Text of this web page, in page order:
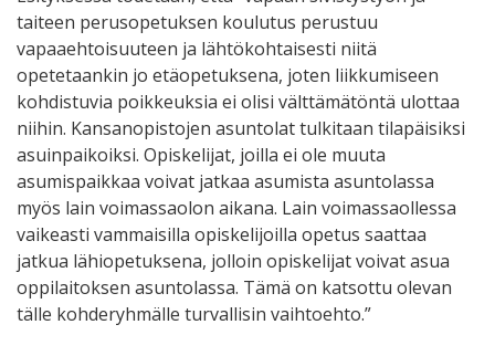
taiteen perusopetuksen koulutus perustuu
vapaaehtoisuuteen ja lähtökohtaisesti niitä
opetetaankin jo etäopetuksena, joten liikkumiseen
kohdistuvia poikkeuksia ei olisi välttämätöntä ulottaa
niihin. Kansanopistojen asuntolat tulkitaan tilapäisiksi
asuinpaikoiksi. Opiskelijat, joilla ei ole muuta
asumispaikkaa voivat jatkaa asumista asuntolassa
myös lain voimassaolon aikana. Lain voimassaollessa
vaikeasti vammaisilla opiskelijoilla opetus saattaa
jatkua lähiopetuksena, jolloin opiskelijat voivat asua
oppilaitoksen asuntolassa. Tämä on katsottu olevan
tälle kohderyhmälle turvallisin vaihtoehto.”